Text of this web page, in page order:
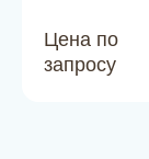
Цена по
запросу